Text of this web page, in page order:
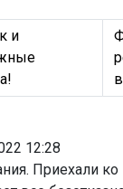
розеток и
и
12:28
Приехали